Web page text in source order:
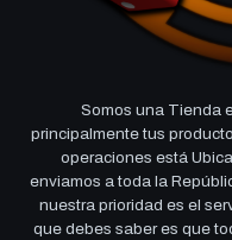
Somos una Tienda
principalmente tus
operaciones está
enviamos a toda la
nuestra prioridad es el
que debes saber es que